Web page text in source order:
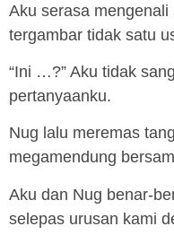
Aku serasa
tergambar tidak satu
“Ini …?” Aku tidak
pertanyaanku.
Nug lalu meremas
megamendung
Aku dan Nug benar-
selepas urusan kami